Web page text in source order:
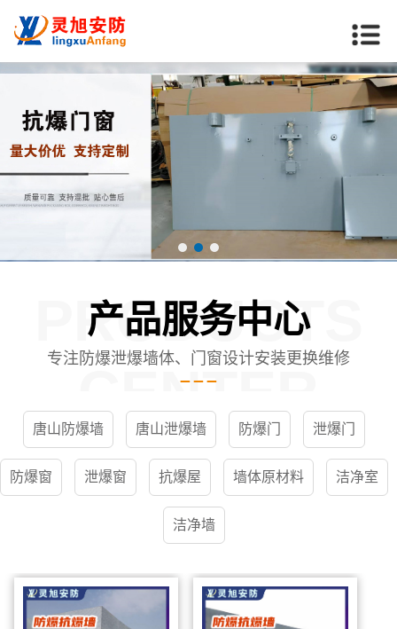
产品服务中心
PRODUCTS
CENTER
专注防爆泄爆墙体、门窗设计安装更换维修
唐山防爆墙 唐山泄爆墙 防爆门 泄爆门
防爆窗 泄爆窗 抗爆屋 墙体原材料 洁净室
洁净墙